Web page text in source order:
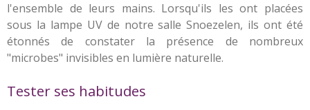
l'ensemble de leurs mains. Lorsqu'ils les ont placées
sous la lampe UV de notre salle Snoezelen, ils ont été
étonnés de constater la présence de nombreux
"microbes" invisibles en lumière naturelle.
Tester ses habitudes